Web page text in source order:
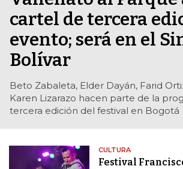
cartel de tercera
evento; será en el
Bolívar
Beto Zabaleta, Elder Dayán, Farid
Karen Lizarazo hacen parte de la
tercera edición del festival en Bogotá
CULTURA
Festival